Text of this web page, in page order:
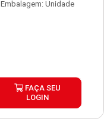
Embalagem: Unidade
FAÇA SEU
LOGIN